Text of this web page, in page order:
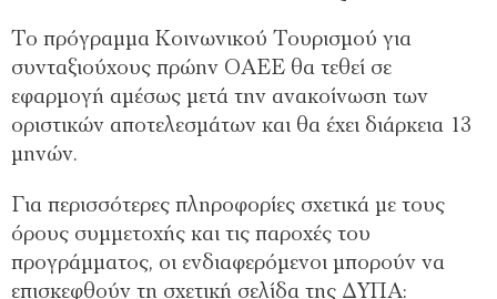
Το πρόγραμμα Κοινωνικού Τουρισμού για
συνταξιούχους πρώην ΟΑΕΕ θα τεθεί σε
εφαρμογή αμέσως μετά την ανακοίνωση των
οριστικών αποτελεσμάτων και θα έχει διάρκεια 13
μηνών.
Για περισσότερες πληροφορίες σχετικά με τους
όρους συμμετοχής και τις παροχές του
προγράμματος, οι ενδιαφερόμενοι μπορούν να
επισκεφθούν τη σχετική σελίδα της ΔΥΠΑ: